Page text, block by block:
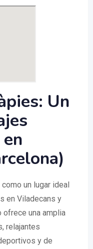
Un
un lugar ideal
en Viladecans y
ofrece una amplia
relajantes
y de